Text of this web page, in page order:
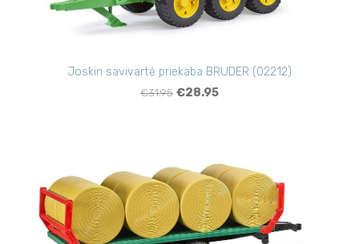
Joskin savivartė priekaba BRUDER (02212)
€31.95 €28.95